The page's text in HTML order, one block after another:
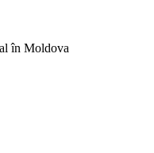
în Moldova